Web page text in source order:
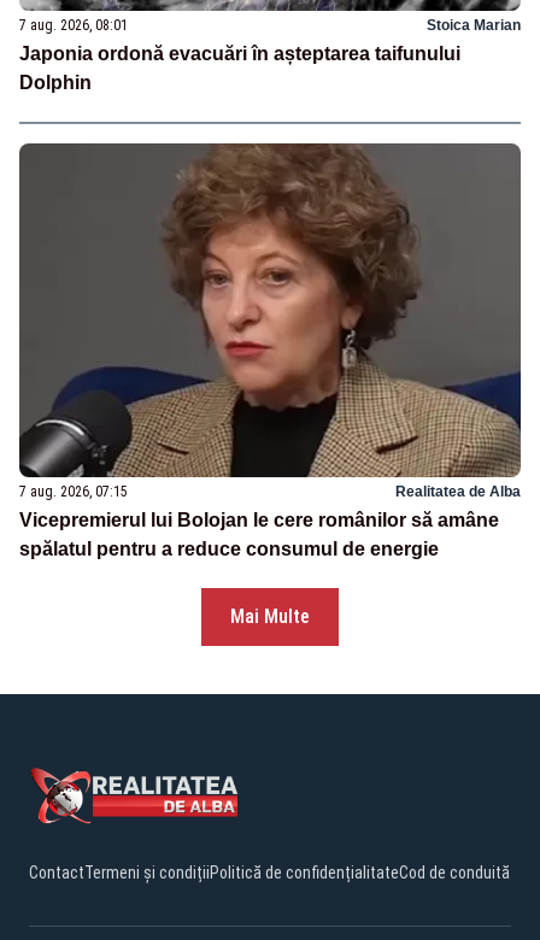
7 aug. 2026, 08:01 Stoica Marian
Japonia ordonă evacuări în așteptarea taifunului
Dolphin
7 aug. 2026, 07:15 Realitatea de Alba
Vicepremierul lui Bolojan le cere românilor să amâne
spălatul pentru a reduce consumul de energie
Mai Multe
ContactTermeni și condițiiPolitică de confidențialitateCod de conduită